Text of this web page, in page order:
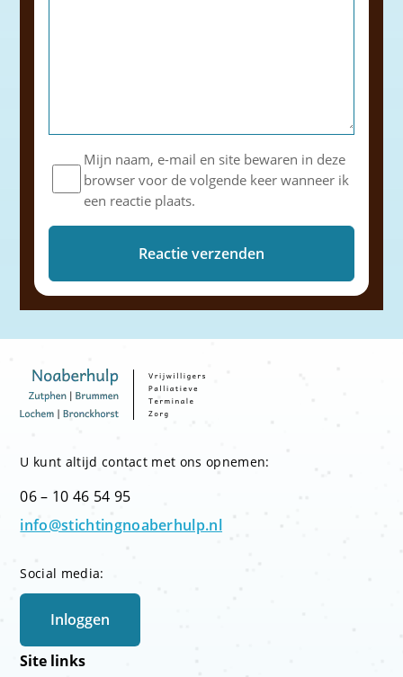
Mijn naam, e-mail en site bewaren in deze
browser voor de volgende keer wanneer ik
een reactie plaats.
U kunt altijd contact met ons opnemen:
06 – 10 46 54 95
info@stichtingnoaberhulp.nl
Social media:
Inloggen
Site links